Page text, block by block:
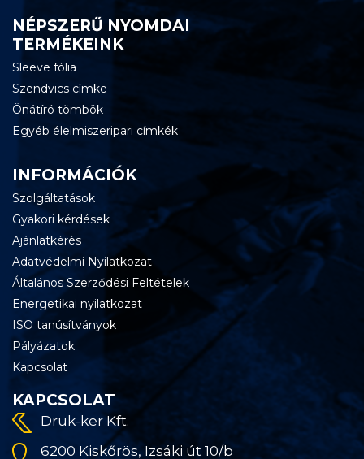
NÉPSZERŰ NYOMDAI
TERMÉKEINK
Sleeve fólia
Szendvics címke
Önátíró tömbök
Egyéb élelmiszeripari címkék
INFORMÁCIÓK
Szolgáltatások
Gyakori kérdések
Ajánlatkérés
Adatvédelmi Nyilatkozat
Általános Szerződési Feltételek
Energetikai nyilatkozat
ISO tanúsítványok
Pályázatok
Kapcsolat
KAPCSOLAT
Druk-ker Kft.
6200 Kiskőrös, Izsáki út 10/b